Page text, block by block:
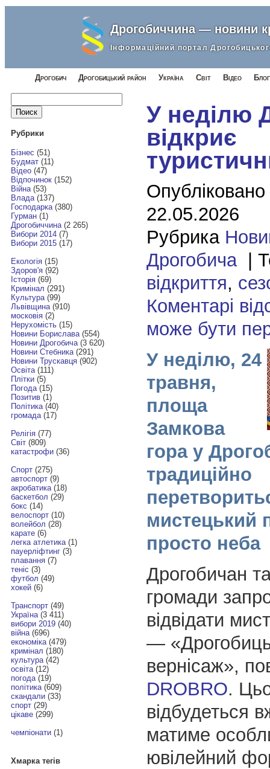
Дрогобиччина — новини
Інформаційний портал
Дрогобич Дрогобицький район Україна Світ Відео
Найти:
Рубрики
Бізнес (51)
Будмат(11)
Відео(47)
Відпочинок(152)
Війна(53)
Влада(137)
Господарка(380)
Гурман(1)
Дрогобиччина(2 265)
Вибори 2014(7)
Вибори 2015(17)
Екологія(15)
Здоров'я(92)
Історія(69)
Кримінал (291)
Культура(99)
Львівщина(910)
московія(2)
Нерухомість(15)
Новини Борислава(554)
Новини Дрогобича(3 620)
Новини Стебника(291)
Новини Трускавця(902)
Освіта(111)
Плітки(5)
Погода(15)
Позитив(1)
Політика(40)
громада(17)
Релігія(77)
Світ(809)
катастрофи(36)
Спорт(275)
автоспорт(9)
акробатика(18)
баскетбол (29)
бокс (14)
велоспорт(10)
волейбол (28)
карате(6)
легка атлетика(1)
пауерліфтинг(3)
плавання(7)
теніс (3)
футбол (49)
хокей(6)
Транспорт(49)
Україна(3 411)
вибори 2019(40)
війна(696)
економіка(479)
кримінал (180)
культура(42)
освіта(12)
погода(19)
політика(609)
скандали(33)
спорт(29)
цікаве(299)
чемпіонати(1)
Хмарка тегів
У неділю
відкриє
22.05.2026
Рубрика
Дрогобича|
відкриття,
Коментарі
може бути
У неділю, 24
травня,
площа
Замкова
гора у
традиційно
мистецький
просто неба
Дрогобичан
громади
відвідати
—
вернісаж»,
DROBRO.
відбудеться
матиме
ювілейний